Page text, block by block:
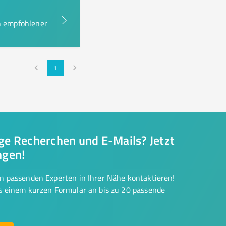
empfohlener
1
Recherchen und E-Mails? Jetzt
passenden Experten in Ihrer Nähe kontaktieren!
kurzen Formular an bis zu 20 passende